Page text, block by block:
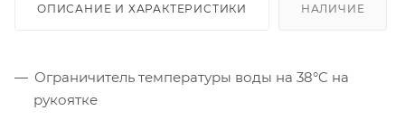
ОПИСАНИЕ И ХАРАКТЕРИСТИКИ НАЛИЧИЕ
Ограничитель температуры воды на 38°C на
рукоятке